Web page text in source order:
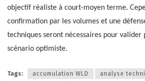
objectif réaliste à court-moyen terme.
confirmation par les volumes et une
techniques seront nécessaires pour valider
scénario optimiste.
Tags: accumulation WLD
analyse